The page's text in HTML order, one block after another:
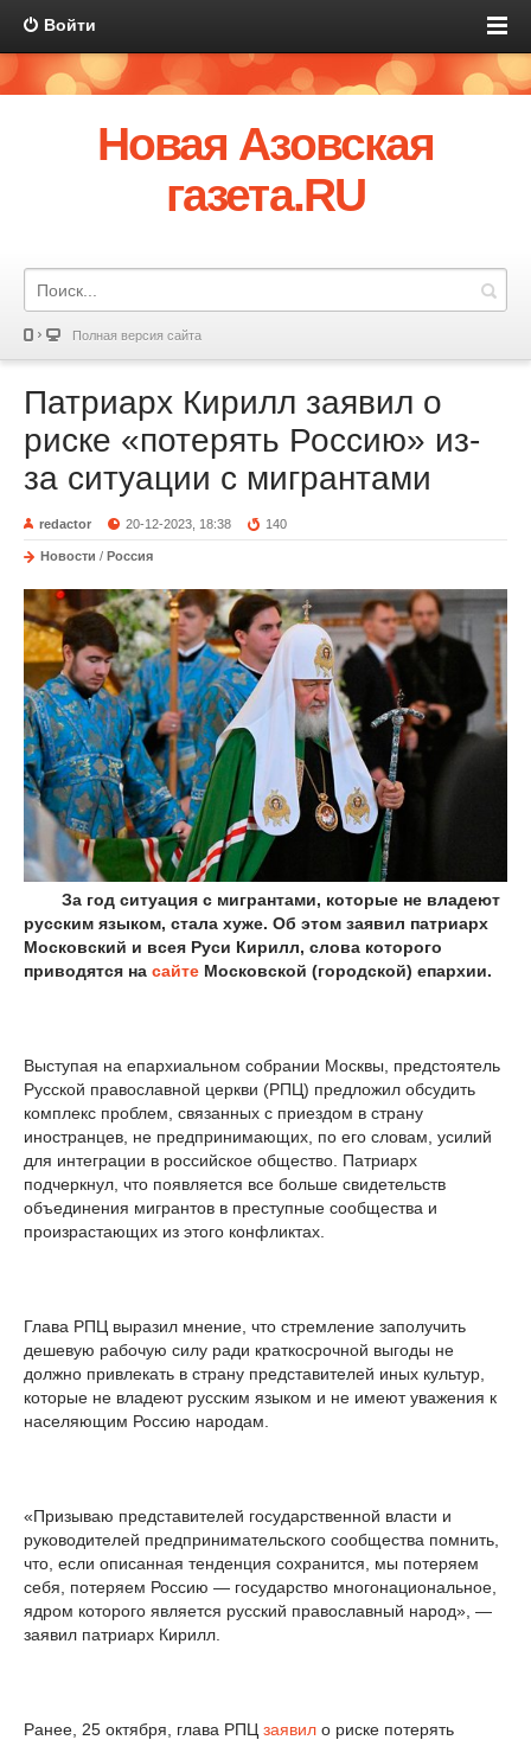
Войти
Новая Азовская
газета.RU
Полная версия сайта
Патриарх Кирилл заявил о
риске «потерять Россию» из-
за ситуации с мигрантами
redactor 20-12-2023, 18:38 140
Новости / Россия
За год ситуация с мигрантами, которые не владеют
русским языком, стала хуже. Об этом заявил патриарх
Московский и всея Руси Кирилл, слова которого
приводятся на сайте Московской (городской) епархии.
Выступая на епархиальном собрании Москвы, предстоятель
Русской православной церкви (РПЦ) предложил обсудить
комплекс проблем, связанных с приездом в страну
иностранцев, не предпринимающих, по его словам, усилий
для интеграции в российское общество. Патриарх
подчеркнул, что появляется все больше свидетельств
объединения мигрантов в преступные сообщества и
произрастающих из этого конфликтах.
Глава РПЦ выразил мнение, что стремление заполучить
дешевую рабочую силу ради краткосрочной выгоды не
должно привлекать в страну представителей иных культур,
которые не владеют русским языком и не имеют уважения к
населяющим Россию народам.
«Призываю представителей государственной власти и
руководителей предпринимательского сообщества помнить,
что, если описанная тенденция сохранится, мы потеряем
себя, потеряем Россию — государство многонациональное,
ядром которого является русский православный народ», —
заявил патриарх Кирилл.
Ранее, 25 октября, глава РПЦ заявил о риске потерять